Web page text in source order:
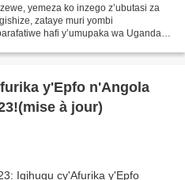
yemeza ko inzego z’ubutasi za
zataye muri yombi
hafi y’umupaka wa Uganda
y'Epfo n'Angola
à jour)